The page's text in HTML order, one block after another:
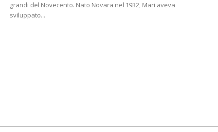
grandi del Novecento. Nato Novara nel 1932, Mari aveva
sviluppato...